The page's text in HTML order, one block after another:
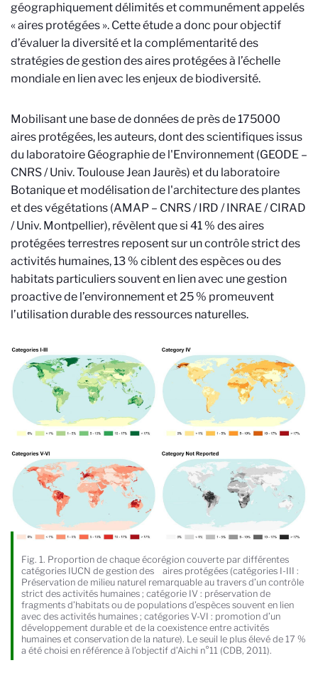
géographiquement délimités et communément appelés
« aires protégées ». Cette étude a donc pour objectif
d’évaluer la diversité et la complémentarité des
stratégies de gestion des aires protégées à l’échelle
mondiale en lien avec les enjeux de biodiversité.
Mobilisant une base de données de près de 175000
aires protégées, les auteurs, dont des scientifiques issus
du laboratoire Géographie de l'Environnement (GEODE –
CNRS / Univ. Toulouse Jean Jaurès) et du laboratoire
Botanique et modélisation de l'architecture des plantes
et des végétations (AMAP – CNRS / IRD / INRAE / CIRAD
/ Univ. Montpellier), révèlent que si 41 % des aires
protégées terrestres reposent sur un contrôle strict des
activités humaines, 13 % ciblent des espèces ou des
habitats particuliers souvent en lien avec une gestion
proactive de l’environnement et 25 % promeuvent
l’utilisation durable des ressources naturelles.
Fig. 1. Proportion de chaque écorégion couverte par différentes
catégories IUCN de gestion des aires protégées (catégories I-III :
Préservation de milieu naturel remarquable au travers d’un contrôle
strict des activités humaines ; catégorie IV : préservation de
fragments d’habitats ou de populations d’espèces souvent en lien
avec des activités humaines ; catégories V-VI : promotion d’un
développement durable et de la coexistence entre activités
humaines et conservation de la nature). Le seuil le plus élevé de 17 %
a été choisi en référence à l’objectif d’Aichi n°11 (CDB, 2011).